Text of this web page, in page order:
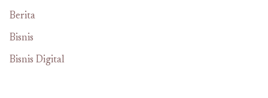
Berita
Bisnis
Bisnis Digital